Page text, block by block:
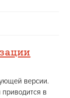
версии.
в